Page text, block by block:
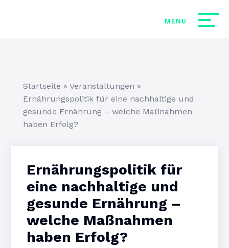
Startseite » Veranstaltungen »
Ernährungspolitik für eine nachhaltige und
gesunde Ernährung – welche Maßnahmen
haben Erfolg?
Ernährungspolitik für
eine nachhaltige und
gesunde Ernährung –
welche Maßnahmen
haben Erfolg?